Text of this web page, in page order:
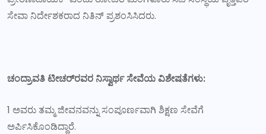
ಸೇವಾ ನಿರ್ದೇಶಕರಾದ ನಿತಿನ್ ಪ್ರಶಂಸಿಸಿದರು.
ಚಂದ್ರಾವತಿ ಟೀಚರ್‌ರವರ ನಿಸ್ವಾರ್ಥ ಸೇವೆಯ ವಿಶೇಷತೆಗಳು:
1 ಅವರು ತಮ್ಮ ಜೀವನವನ್ನು ಸಂಪೂರ್ಣವಾಗಿ ಶಿಕ್ಷಣ ಸೇವೆಗೆ
ಅರ್ಪಿಸಿಕೊಂಡಿದ್ದಾರೆ.